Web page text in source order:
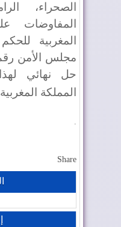
الصحراء،
المفاوضات
المغربية
حل نهائي
المملكة
.
Share